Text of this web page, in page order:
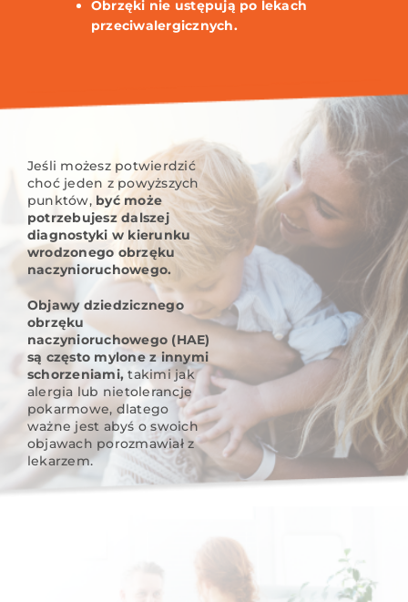
Obrzęki nie ustępują po lekach
przeciwalergicznych.
Jeśli możesz potwierdzić
choć jeden z powyższych
punktów, być może
potrzebujesz dalszej
diagnostyki w kierunku
wrodzonego obrzęku
naczynioruchowego.
Objawy dziedzicznego
obrzęku
naczynioruchowego (HAE)
są często mylone z innymi
schorzeniami, takimi jak
alergia lub nietolerancje
pokarmowe, dlatego
ważne jest abyś o swoich
objawach porozmawiał z
lekarzem.